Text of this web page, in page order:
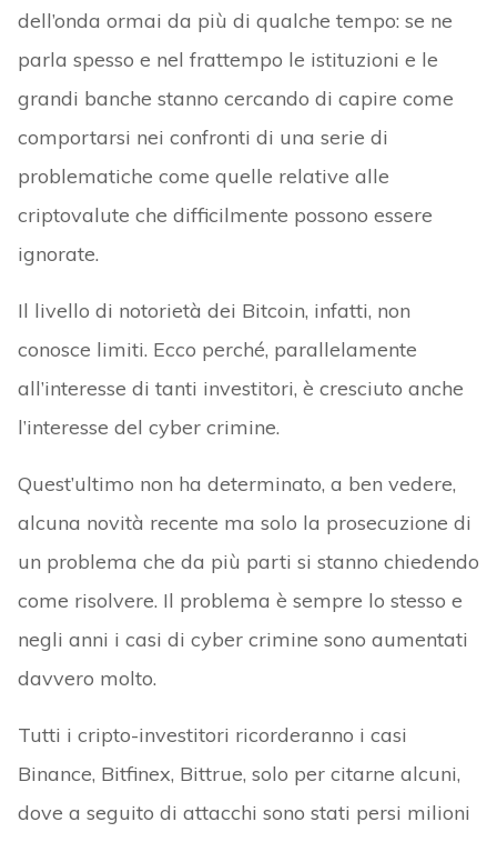
dell’onda ormai da più di qualche tempo: se ne
parla spesso e nel frattempo le istituzioni e le
grandi banche stanno cercando di capire come
comportarsi nei confronti di una serie di
problematiche come quelle relative alle
criptovalute che difficilmente possono essere
ignorate.
Il livello di notorietà dei Bitcoin, infatti, non
conosce limiti. Ecco perché, parallelamente
all’interesse di tanti investitori, è cresciuto anche
l’interesse del cyber crimine.
Quest’ultimo non ha determinato, a ben vedere,
alcuna novità recente ma solo la prosecuzione di
un problema che da più parti si stanno chiedendo
come risolvere. Il problema è sempre lo stesso e
negli anni i casi di cyber crimine sono aumentati
davvero molto.
Tutti i cripto-investitori ricorderanno i casi
Binance, Bitfinex, Bittrue, solo per citarne alcuni,
dove a seguito di attacchi sono stati persi milioni